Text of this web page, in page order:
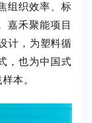
组织效率、标
嘉禾聚能项目
计，为塑料循
，也为中国式
本。